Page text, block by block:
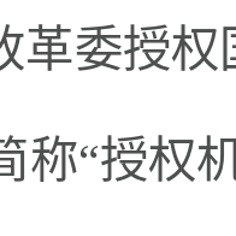
革委授
称“授权